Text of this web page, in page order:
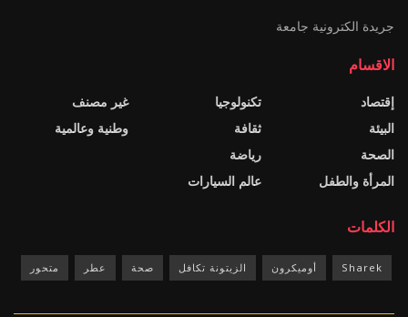
جريدة الكترونية جامعة
الاقسام
إقتصاد
البيئة
الصحة
المرأة والطفل
تكنولوجيا
ثقافة
رياضة
عالم السيارات
غير مصنف
وطنية وعالمية
الكلمات
Sharek أوميكرون الزيتونة تكافل صحة عطر متحور